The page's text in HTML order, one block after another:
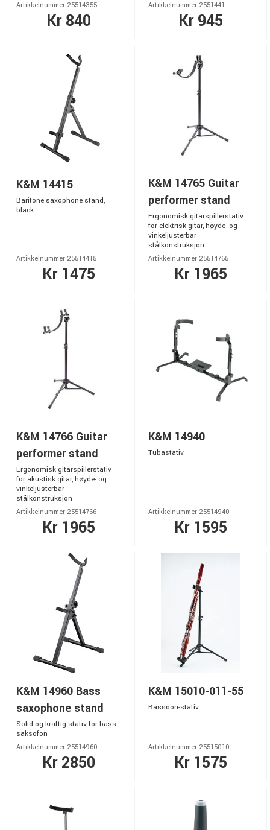
Artikkelnummer 25514355
Kr 840
Artikkelnummer 2551441
Kr 945
K&M 14415
Baritone saxophone stand,
black
Artikkelnummer 25514415
Kr 1475
K&M 14765 Guitar
performer stand
Ergonomisk gitarspillerstativ
for elektrisk gitar, høyde- og
vinkeljusterbar
stålkonstruksjon
Artikkelnummer 25514765
Kr 1965
K&M 14766 Guitar
performer stand
Ergonomisk gitarspillerstativ
for akustisk gitar, høyde- og
vinkeljusterbar
stålkonstruksjon
Artikkelnummer 25514766
Kr 1965
K&M 14940
Tubastativ
Artikkelnummer 25514940
Kr 1595
K&M 14960 Bass
saxophone stand
Solid og kraftig stativ for bass-
saksofon
Artikkelnummer 25514960
Kr 2850
K&M 15010-011-55
Bassoon-stativ
Artikkelnummer 25515010
Kr 1575